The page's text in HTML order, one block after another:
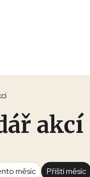
akcí
měsíc Příští měsíc